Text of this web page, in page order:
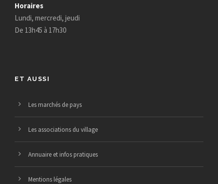
Horaires
Lundi, mercredi, jeudi
De 13h45 à 17h30
ET AUSSI
Les marchés de pays
Les associations du village
Annuaire et infos pratiques
Mentions légales